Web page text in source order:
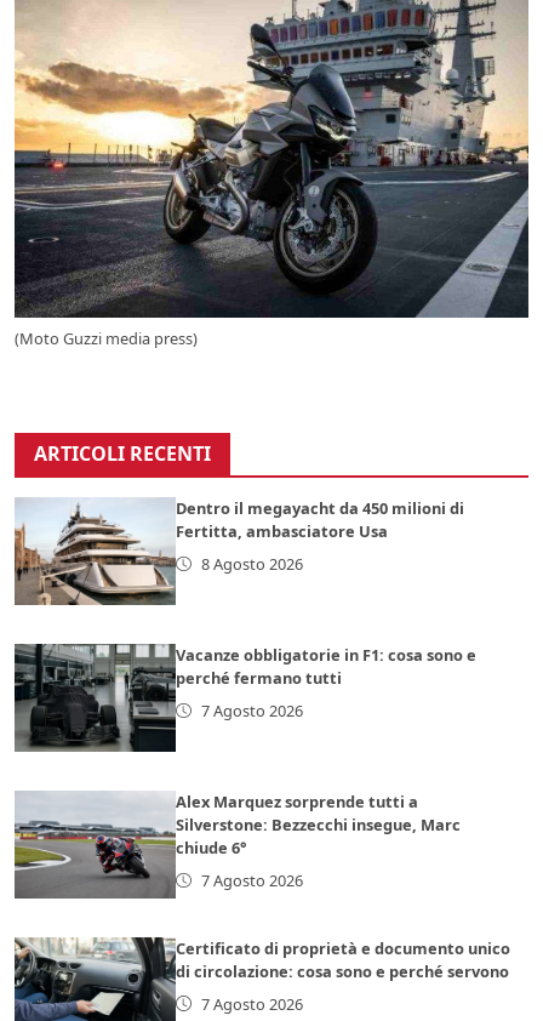
(Moto Guzzi media press)
ARTICOLI RECENTI
Dentro il megayacht da 450 milioni di
Fertitta, ambasciatore Usa
8 Agosto 2026
Vacanze obbligatorie in F1: cosa sono e
perché fermano tutti
7 Agosto 2026
Alex Marquez sorprende tutti a
Silverstone: Bezzecchi insegue, Marc
chiude 6°
7 Agosto 2026
Certificato di proprietà e documento unico
di circolazione: cosa sono e perché servono
7 Agosto 2026